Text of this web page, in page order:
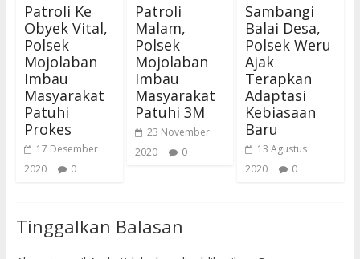
Patroli Ke
Obyek Vital,
Polsek
Mojolaban
Imbau
Masyarakat
Patuhi
Prokes
17 Desember
2020
0
Patroli
Malam,
Polsek
Mojolaban
Imbau
Masyarakat
Patuhi 3M
23 November
2020
0
Sambangi
Balai Desa,
Polsek Weru
Ajak
Terapkan
Adaptasi
Kebiasaan
Baru
13 Agustus
2020
0
Tinggalkan Balasan